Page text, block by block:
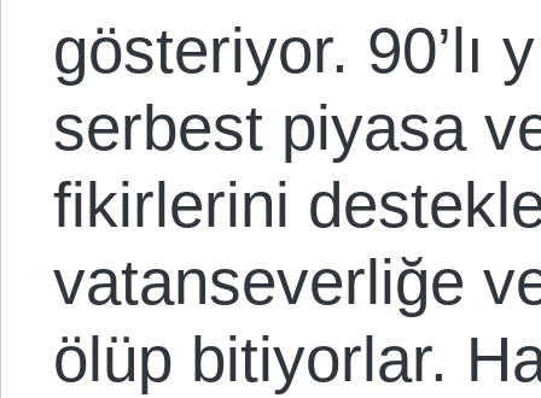
gösteriyor. 90’lı
serbest piyasa
fikirlerini
vatanseverliğe
ölüp bitiyorlar.